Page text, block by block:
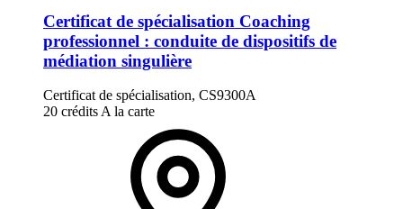
Certificat de spécialisation Coaching
professionnel : conduite de dispositifs de
médiation singulière
Certificat de spécialisation, CS9300A
20 crédits A la carte